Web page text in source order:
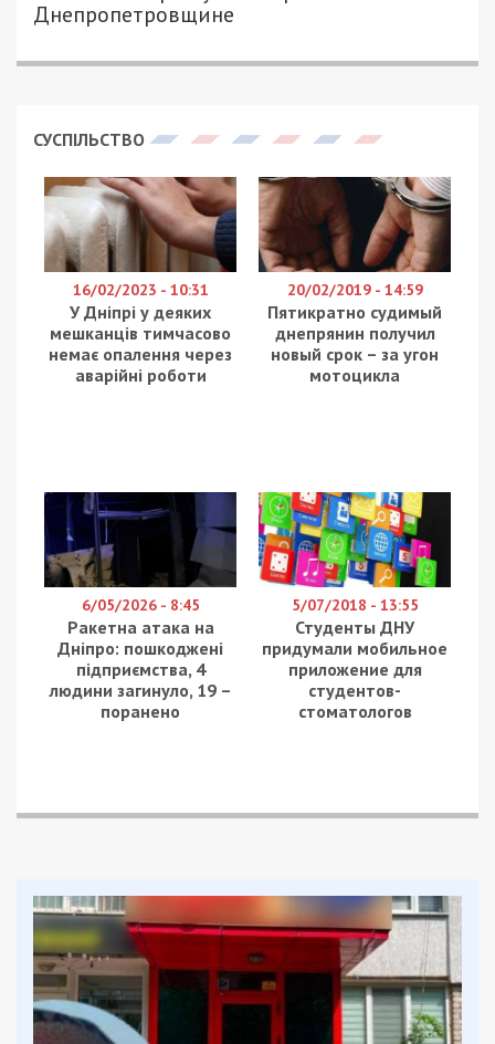
Днепропетровщине
СУСПІЛЬСТВО
16/02/2023 - 10:31
У Дніпрі у деяких
мешканців тимчасово
немає опалення через
аварійні роботи
20/02/2019 - 14:59
Пятикратно судимый
днепрянин получил
новый срок – за угон
мотоцикла
6/05/2026 - 8:45
Ракетна атака на
Дніпро: пошкоджені
підприємства, 4
людини загинуло, 19 –
поранено
5/07/2018 - 13:55
Студенты ДНУ
придумали мобильное
приложение для
студентов-
стоматологов